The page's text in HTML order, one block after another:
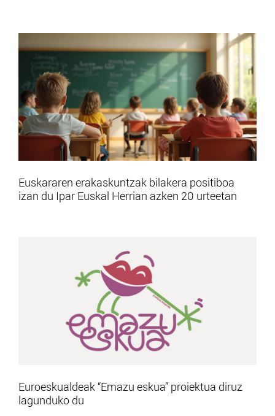
Euskararen erakaskuntzak bilakera positiboa
izan du Ipar Euskal Herrian azken 20 urteetan
Euroeskualdeak “Emazu eskua” proiektua diruz
lagunduko du